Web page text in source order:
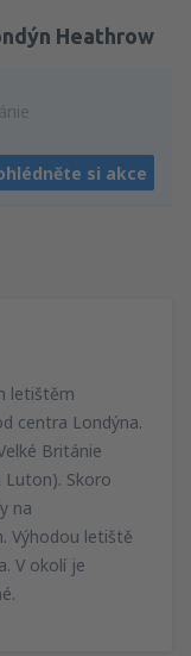
Heathrow
si akce
letištěm
centra Londýna.
Británie
Luton). Skoro
na
Výhodou letiště
V okolí je